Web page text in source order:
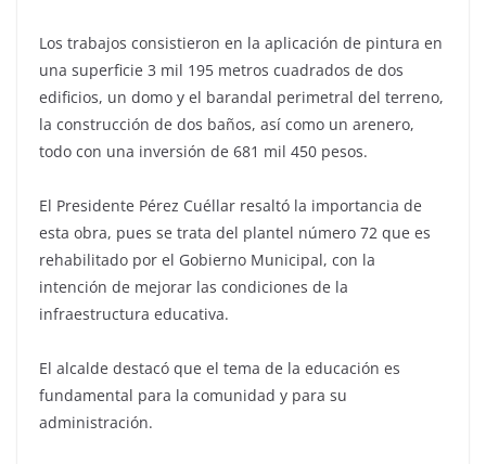
Los trabajos consistieron en la aplicación de pintura en
una superficie 3 mil 195 metros cuadrados de dos
edificios, un domo y el barandal perimetral del terreno,
la construcción de dos baños, así como un arenero,
todo con una inversión de 681 mil 450 pesos.
El Presidente Pérez Cuéllar resaltó la importancia de
esta obra, pues se trata del plantel número 72 que es
rehabilitado por el Gobierno Municipal, con la
intención de mejorar las condiciones de la
infraestructura educativa.
El alcalde destacó que el tema de la educación es
fundamental para la comunidad y para su
administración.